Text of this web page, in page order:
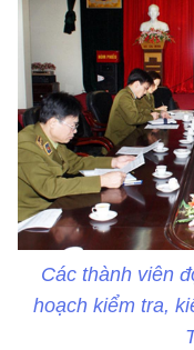
Các thành viên
hoạch kiểm tra,